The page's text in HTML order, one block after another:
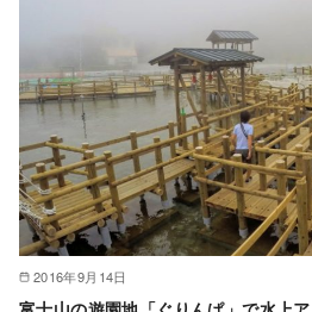
2016年9月14日